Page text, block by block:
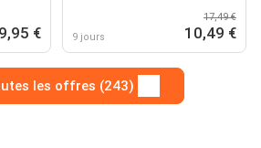
9,95 € 9 jours
17,49 €
10,49 €
les offres (243)